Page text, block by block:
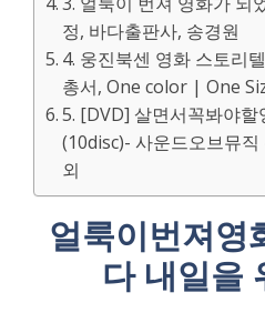
정, 바다출판사, 송경원
4. 웅진북센 영화 스토리
총서, One color | One
5. [DVD] 살면서꼭봐야할
(10disc)- 사운드오브뮤
외
얼룩이번져영
다 내일을